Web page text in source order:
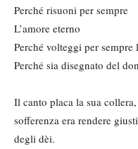
Perché risuoni per sempre
L’amore eterno
Perché volteggi per sempre
Perché sia disegnato del
Il canto placa la sua
sofferenza era rendere
degli dèi.